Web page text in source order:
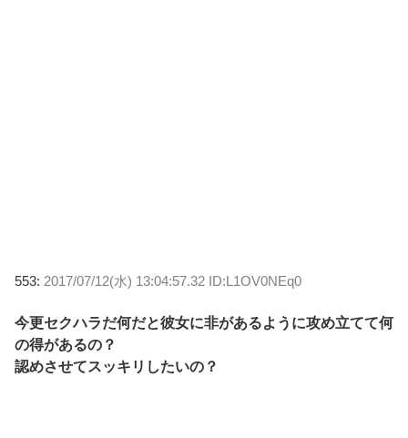
553: 2017/07/12(水) 13:04:57.32 ID:L1OV0NEq0
今更セクハラだ何だと彼女に非があるように攻め立てて何
の得があるの？
認めさせてスッキリしたいの？